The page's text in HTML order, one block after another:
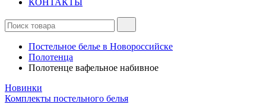
КОНТАКТЫ
Постельное белье в Новороссийске
Полотенца
Полотенце вафельное набивное
Новинки
Комплекты постельного белья